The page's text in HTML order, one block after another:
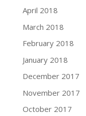
April 2018
March 2018
February 2018
January 2018
December 2017
November 2017
October 2017